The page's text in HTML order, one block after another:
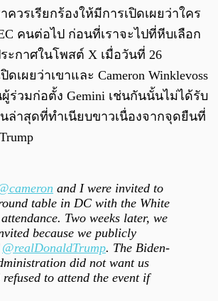
ควรเรียกร้องให้มีการเปิดเผยว่าใคร
คนต่อไป ก่อนที่เราจะไปที่หีบเลือก
ระกาศในโพสต์ X เมื่อวันที่ 26
เผยว่าเขาและ Cameron Winklevoss
ร่วมก่อตั้ง Gemini เช่นกันนั้นไม่ได้รับ
ล่าสุดที่ทำเนียบขาวเนื่องจากจุดยืนที่
and I were invited to
table in DC with the White
Two weeks later, we
because we publicly
@realDonaldTrump. The Biden-
did not want us
refused to attend the event if